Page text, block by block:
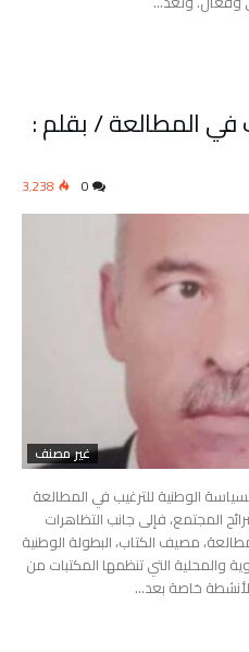
في المطالعة / بقلم :
3٬238
غير مصنف
الوطنية للترغيب في المطالعة
المجتمع، فإلى جانب التظاهرات
مصيف الكتاب، البطولة الوطنية
والمحلية التي تنظمها المكتبات من
خاصة بعد…